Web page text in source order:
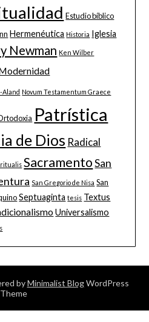
Estudio bíblico
Hermenéutica Historia Iglesia
Newman Ken Wilber
Aland Novum Testamentum Graece
Patrística
de Dios Radical
Sacramento San
San Gregorio de Nisa San
Septuaginta tesis Textus
Universalismo
byMinimalist BlogWordPress
Theme